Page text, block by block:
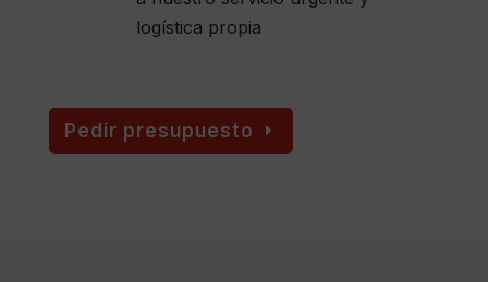
logística propia
Pedir presupuesto